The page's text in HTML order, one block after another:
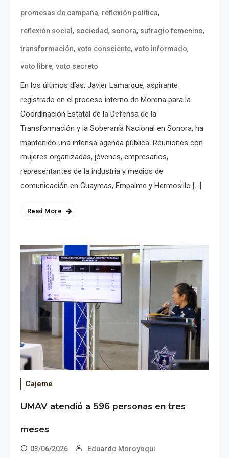
promesas de campaña, reflexión política,
reflexión social, sociedad, sonora, sufragio femenino,
transformación, voto consciente, voto informado,
voto libre, voto secreto
En los últimos días, Javier Lamarque, aspirante
registrado en el proceso interno de Morena para la
Coordinación Estatal de la Defensa de la
Transformación y la Soberanía Nacional en Sonora, ha
mantenido una intensa agenda pública. Reuniones con
mujeres organizadas, jóvenes, empresarios,
representantes de la industria y medios de
comunicación en Guaymas, Empalme y Hermosillo […]
Read More
Cajeme
UMAV atendió a 596 personas en tres
meses
03/06/2026 Eduardo Moroyoqui